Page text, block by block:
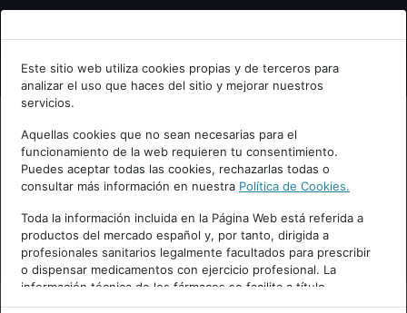
Bienvenid@ a psiquiatria.com
Escribe tu Email
Accede o regístrate con tu email.
Cancelar
Este sitio web utiliza cookies propias y de terceros para
analizar el uso que haces del sitio y mejorar nuestros
servicios.
Aquellas cookies que no sean necesarias para el
funcionamiento de la web requieren tu consentimiento.
Puedes aceptar todas las cookies, rechazarlas todas o
consultar más información en nuestra Política de Cookies.
Toda la información incluida en la Página Web está referida a
productos del mercado español y, por tanto, dirigida a
profesionales sanitarios legalmente facultados para prescribir
o dispensar medicamentos con ejercicio profesional. La
información técnica de los fármacos se facilita a título
meramente informativo, siendo responsabilidad de los